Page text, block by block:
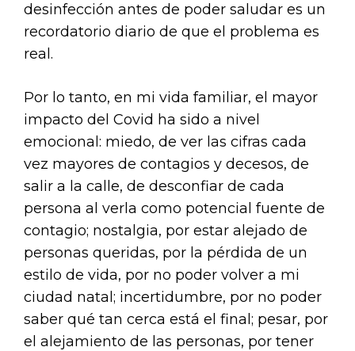
desinfección antes de poder saludar es un
recordatorio diario de que el problema es
real.
Por lo tanto, en mi vida familiar, el mayor
impacto del Covid ha sido a nivel
emocional: miedo, de ver las cifras cada
vez mayores de contagios y decesos, de
salir a la calle, de desconfiar de cada
persona al verla como potencial fuente de
contagio; nostalgia, por estar alejado de
personas queridas, por la pérdida de un
estilo de vida, por no poder volver a mi
ciudad natal; incertidumbre, por no poder
saber qué tan cerca está el final; pesar, por
el alejamiento de las personas, por tener